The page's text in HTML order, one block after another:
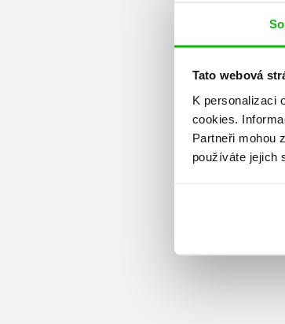
Tato webová
K personalizaci
cookies.
Partneři mohou
používáte jejich